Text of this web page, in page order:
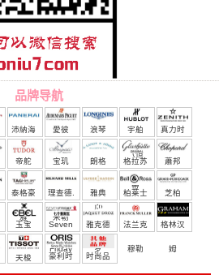
品牌导航
沛納海 愛彼 浪琴 宇舶
（恒
宝）
真力时
帝舵 宝玑 朗格 格拉苏
蒂
蕭邦
泰格豪
雅
理查德.
米勒
雅典 柏莱士 芝柏
玉宝 Seven
Friday
雅克德
罗
法兰克
穆勒
格林汉
姆
天梭 豪利时 时尚品